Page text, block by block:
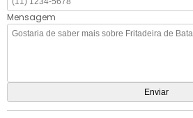
Mensagem